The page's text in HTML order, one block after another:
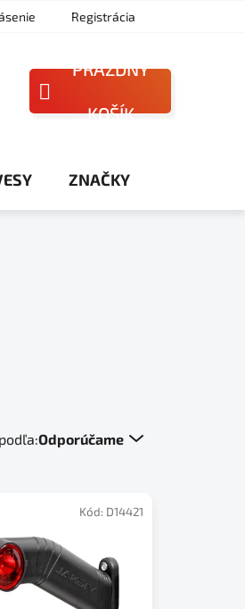
Registrácia
NÁKUPNÝ
PRÁZDNY
KOŠÍK
ZNAČKY
Odporúčame
Kód: D14421